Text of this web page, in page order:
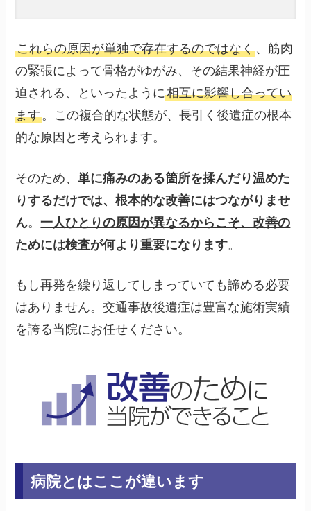
これらの原因が単独で存在するのではなく、筋肉
の緊張によって骨格がゆがみ、その結果神経が圧
迫される、といったように相互に影響し合ってい
ます。この複合的な状態が、長引く後遺症の根本
的な原因と考えられます。
そのため、単に痛みのある箇所を揉んだり温めた
りするだけでは、根本的な改善にはつながりませ
ん。一人ひとりの原因が異なるからこそ、改善の
ためには検査が何より重要になります。
もし再発を繰り返してしまっていても諦める必要
はありません。交通事故後遺症は豊富な施術実績
を誇る当院にお任せください。
病院とはここが違います